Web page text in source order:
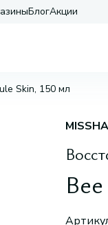
БлогАкции
Skin, 150 мл
MISSHA